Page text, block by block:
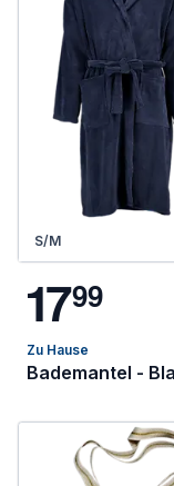
S/M
1799
Zu Hause
Bademantel -